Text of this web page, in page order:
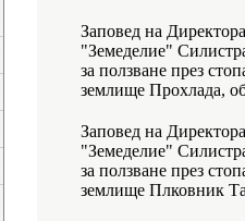
Заповед на
"Земеделие"
за ползване през
землище Прохлада,
Заповед на
"Земеделие"
за ползване през
землище Плковник